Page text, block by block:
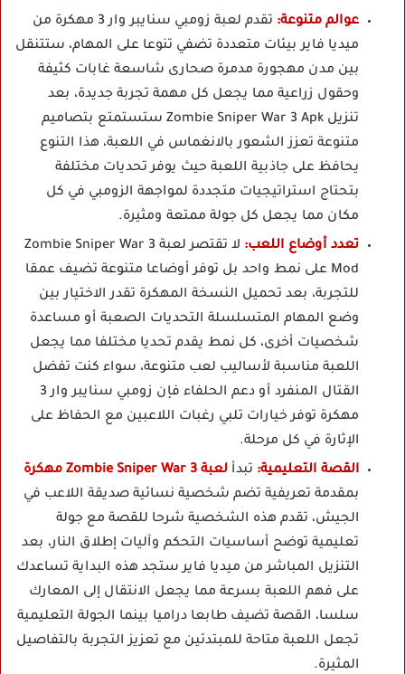
عوالم متنوعة:
تقدم لعبة زومبي سنايبر وار 3 مهكرة من
ميديا فاير بيئات متعددة تضفي تنوعا على المهام، ستتنقل
بين مدن مهجورة مدمرة صحارى شاسعة غابات كثيفة
وحقول زراعية مما يجعل كل مهمة تجربة جديدة، بعد
تنزيل Zombie Sniper War 3 Apk ستستمتع بتصاميم
متنوعة تعزز الشعور بالانغماس في اللعبة، هذا التنوع
يحافظ على جاذبية اللعبة حيث يوفر تحديات مختلفة
بتحتاج استراتيجيات متجددة لمواجهة الزومبي في كل
مكان مما يجعل كل جولة ممتعة ومثيرة.
تعدد أوضاع اللعب:
لا تقتصر لعبة Zombie Sniper War 3
Mod على نمط واحد بل توفر أوضاعا متنوعة تضيف عمقا
للتجربة، بعد تحميل النسخة المهكرة تقدر الاختيار بين
وضع المهام المتسلسلة التحديات الصعبة أو مساعدة
شخصيات أخرى، كل نمط يقدم تحديا مختلفا مما يجعل
اللعبة مناسبة لأساليب لعب متنوعة، سواء كنت تفضل
القتال المنفرد أو دعم الحلفاء فإن زومبي سنايبر وار 3
مهكرة توفر خيارات تلبي رغبات اللاعبين مع الحفاظ على
الإثارة في كل مرحلة.
القصة التعليمية: تبدأ لعبة Zombie Sniper War 3 مهكرة
بمقدمة تعريفية تضم شخصية نسائية صديقة اللاعب في
الجيش، تقدم هذه الشخصية شرحا للقصة مع جولة
تعليمية توضح أساسيات التحكم وآليات إطلاق النار، بعد
التنزيل المباشر من ميديا فاير ستجد هذه البداية تساعدك
على فهم اللعبة بسرعة مما يجعل الانتقال إلى المعارك
سلسا، القصة تضيف طابعا دراميا بينما الجولة التعليمية
تجعل اللعبة متاحة للمبتدئين مع تعزيز التجربة بالتفاصيل
المثيرة.